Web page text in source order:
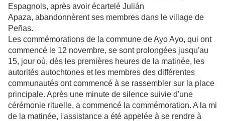
Espagnols, après avoir écartelé Julián
Apaza, abandonnèrent ses membres dans le village de
Peñas.
Les commémorations de la commune de Ayo Ayo, qui ont
commencé le 12 novembre, se sont prolongées jusqu'au
15, jour où, dès les premières heures de la matinée, les
autorités autochtones et les membres des différentes
communautés ont commencé à se rassembler sur la place
principale. Après une minute de silence suivie d'une
cérémonie rituelle, a commencé la commémoration. A la mi
de la matinée, l'assistance a été appelée à se rendre à